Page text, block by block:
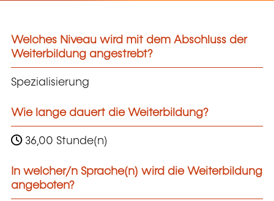
Welches Niveau wird mit dem Abschluss der
Weiterbildung angestrebt?
Spezialisierung
Wie lange dauert die Weiterbildung?
36,00 Stunde(n)
In welcher/n Sprache(n) wird die Weiterbildung
angeboten?